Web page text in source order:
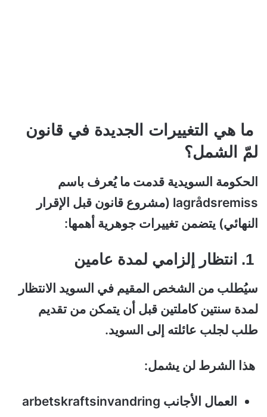
ما هي التغييرات الجديدة في قانون
لمّ الشمل؟
الحكومة السويدية قدمت ما يُعرف باسم
lagrådsremiss (مشروع قانون قبل الإقرار
النهائي) يتضمن تغييرات جوهرية أهمها:
سيُطلب من الشخص المقيم في السويد الانتظار
لمدة سنتين كاملتين قبل أن يتمكن من تقديم
طلب لجلب عائلته إلى السويد.
هذا الشرط لن يشمل:
العمال الأجانب arbetskraftsinvandring